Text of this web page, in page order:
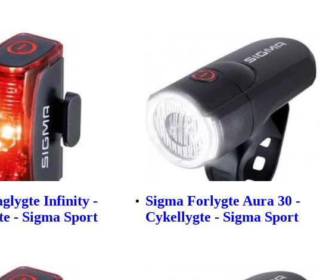
Infinity -
- Sigma Sport
Sigma Forlygte Aura 30 -
Cykellygte - Sigma Sport